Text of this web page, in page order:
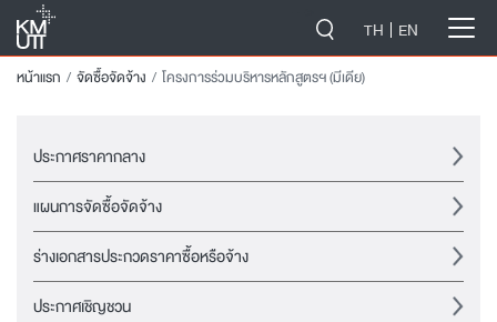
TH EN
หน้าแรก จัดซื้อจัดจ้าง โครงการร่วมบริหารหลักสูตรฯ (มีเดีย)
ประกาศราคากลาง
แผนการจัดซื้อจัดจ้าง
ร่างเอกสารประกวดราคาซื้อหรือจ้าง
ประกาศเชิญชวน